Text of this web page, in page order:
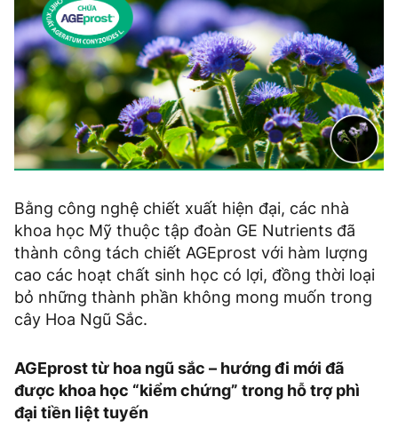
Bằng công nghệ chiết xuất hiện đại, các nhà
khoa học Mỹ thuộc tập đoàn GE Nutrients đã
thành công tách chiết AGEprost với hàm lượng
cao các hoạt chất sinh học có lợi, đồng thời loại
bỏ những thành phần không mong muốn trong
cây Hoa Ngũ Sắc.
AGEprost từ hoa ngũ sắc – hướng đi mới đã
được khoa học “kiểm chứng” trong hỗ trợ phì
đại tiền liệt tuyến